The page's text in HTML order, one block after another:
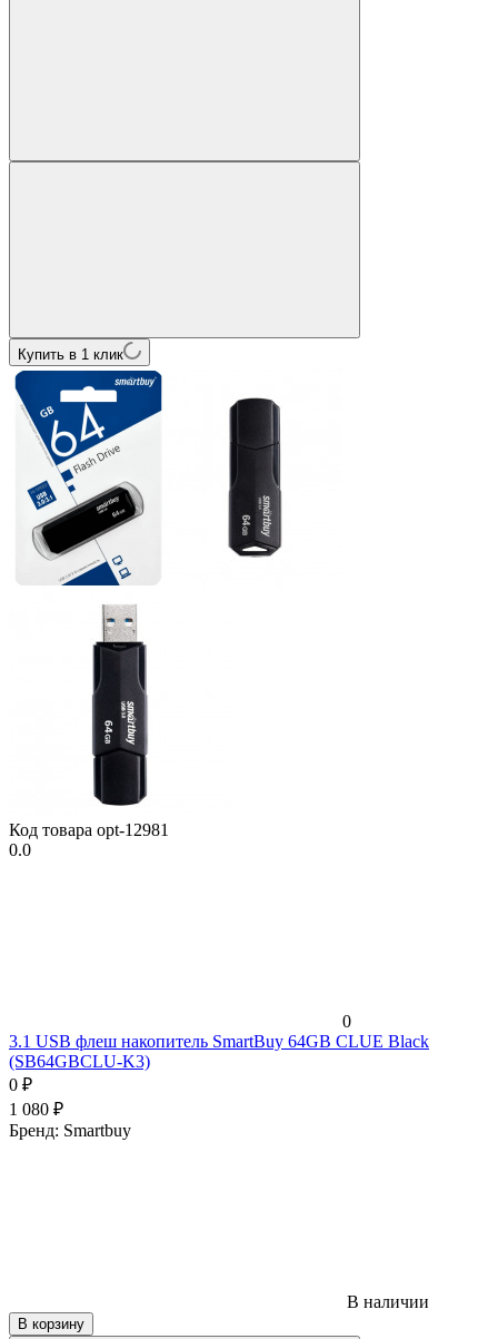
Купить в 1 клик
Код товара opt-12981
0.0
0
3.1 USB флеш накопитель SmartBuy 64GB CLUE Black
(SB64GBCLU-K3)
0 ₽
1 080 ₽
Бренд: Smartbuy
В наличии
В корзину